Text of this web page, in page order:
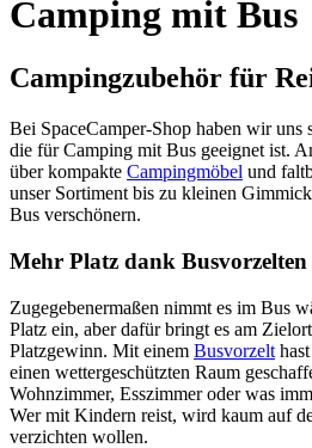
Camping mit Bus
Campingzubehör für
Bei SpaceCamper-Shop haben wir uns
die für Camping mit Bus geeignet ist.
über kompakte Campingmöbel und
unser Sortiment bis zu kleinen
Bus verschönern.
Mehr Platz dank Busvorzelten
Zugegebenermaßen nimmt es im Bus
Platz ein, aber dafür bringt es am
Platzgewinn. Mit einem Busvorzelt
einen wettergeschützten Raum
Wohnzimmer, Esszimmer oder was
Wer mit Kindern reist, wird kaum auf
verzichten wollen.